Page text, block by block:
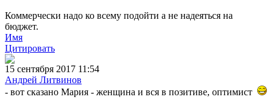
Коммерчески надо ко всему подойти а не надеяться на
бюджет.
Имя
Цитировать
15 сентября 2017 11:54
Андрей Литвинов
- вот сказано Мария - женщина и вся в позитиве, оптимист